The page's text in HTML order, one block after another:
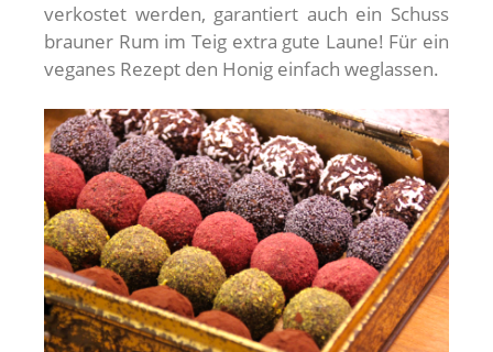
verkostet werden, garantiert auch ein Schuss
brauner Rum im Teig extra gute Laune! Für ein
veganes Rezept den Honig einfach weglassen.